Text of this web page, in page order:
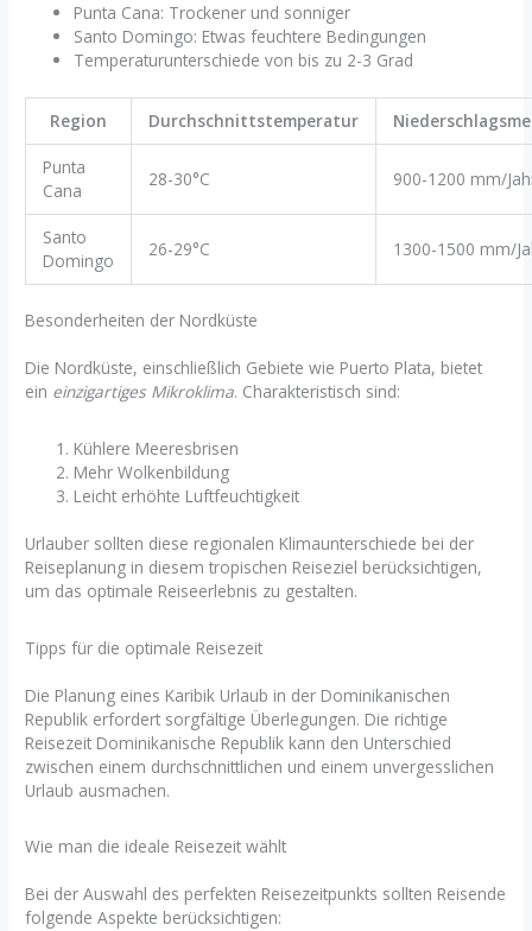
Punta Cana: Trockener und sonniger
Santo Domingo: Etwas feuchtere Bedingungen
Temperaturunterschiede von bis zu 2-3 Grad
Region Durchschnittstemperatur
Punta
Cana
28-30°C 900-1200 mm/
Santo
Domingo
26-29°C 1300-1500 mm/
Besonderheiten der Nordküste
Die Nordküste, einschließlich Gebiete wie Puerto Plata, bietet
ein einzigartiges Mikroklima. Charakteristisch sind:
Kühlere Meeresbrisen
Mehr Wolkenbildung
Leicht erhöhte Luftfeuchtigkeit
Urlauber sollten diese regionalen Klimaunterschiede bei der
Reiseplanung in diesem tropischen Reiseziel berücksichtigen,
um das optimale Reiseerlebnis zu gestalten.
Tipps für die optimale Reisezeit
Die Planung eines Karibik Urlaub in der Dominikanischen
Republik erfordert sorgfältige Überlegungen. Die richtige
Reisezeit Dominikanische Republik kann den Unterschied
zwischen einem durchschnittlichen und einem unvergesslichen
Urlaub ausmachen.
Wie man die ideale Reisezeit wählt
Bei der Auswahl des perfekten Reisezeitpunkts sollten Reisende
folgende Aspekte berücksichtigen: